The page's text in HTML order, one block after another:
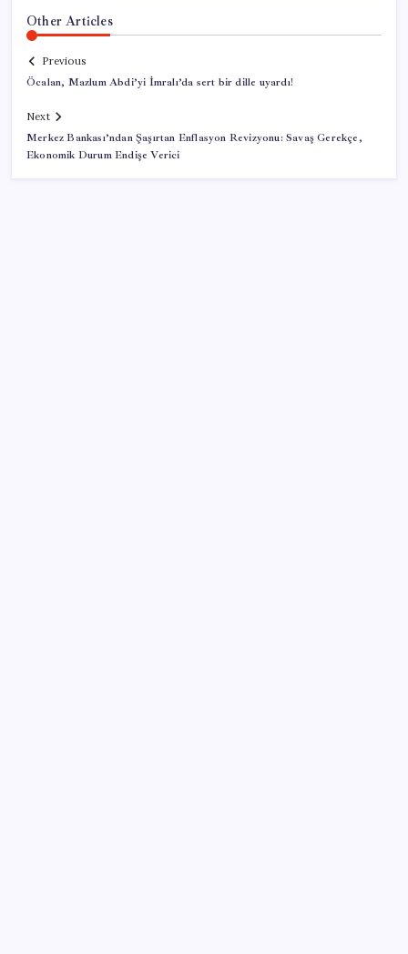
Other Articles
Previous
Öcalan, Mazlum Abdi’yi İmralı’da sert bir dille uyardı!
Next
Merkez Bankası’ndan Şaşırtan Enflasyon Revizyonu: Savaş Gerekçe,
Ekonomik Durum Endişe Verici